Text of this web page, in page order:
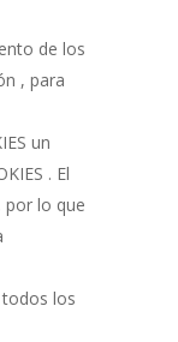
de los
, para
un
. El
lo que
los